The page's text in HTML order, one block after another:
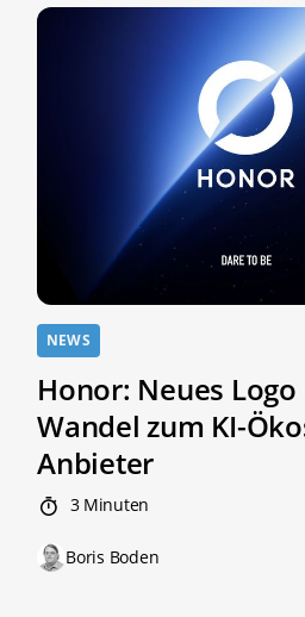
NEWS
Honor: Neues
Wandel zum KI-
Anbieter
3 Minuten
Boris Boden